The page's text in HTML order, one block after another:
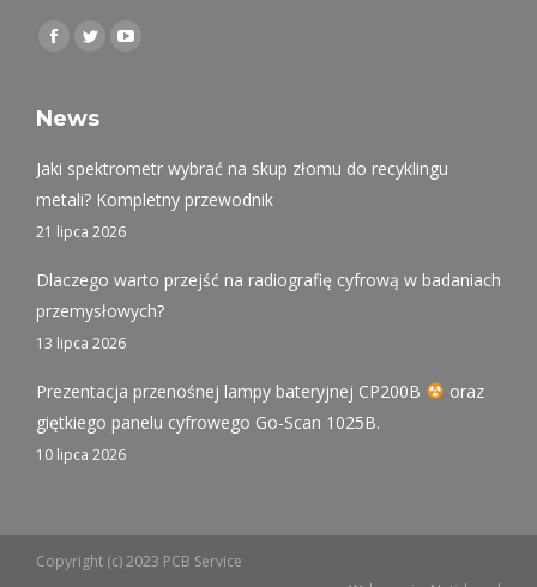
Find us on:
Facebook
opens
new
window
Twitter
opens
new
window
YouTube
new
window
News
Jaki spektrometr wybrać na skup złomu do recyklingu
metali? Kompletny przewodnik
21 lipca 2026
Dlaczego warto przejść na radiografię cyfrową w badaniach
przemysłowych?
13 lipca 2026
Prezentacja przenośnej lampy bateryjnej CP200B
oraz
giętkiego panelu cyfrowego Go-Scan 1025B.
10 lipca 2026
Copyright (c) 2023 PCB Service